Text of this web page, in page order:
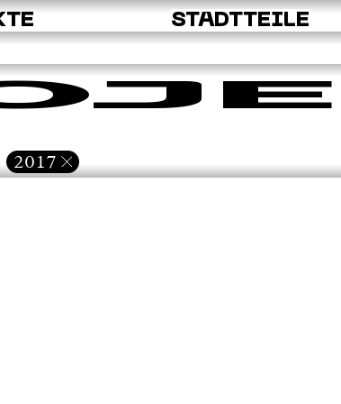
STADTTEILE
2017